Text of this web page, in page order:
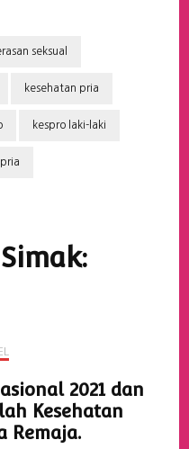
seksual
kesehatan pria
kespro laki-laki
pria
2021 dan
Kesehatan
Remaja.